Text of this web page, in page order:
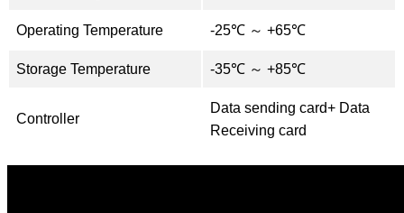
Operating Temperature -25℃ ～ +65℃
Storage Temperature -35℃ ～ +85℃
Controller
Data sending card+ Data
Receiving card